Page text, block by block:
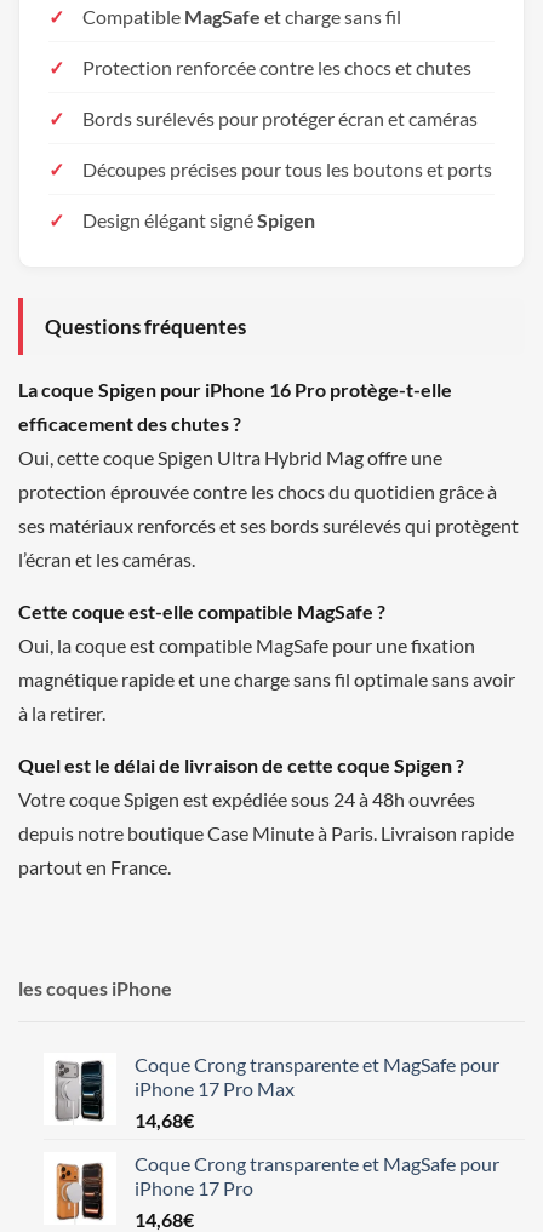
Compatible MagSafe et charge sans fil
Protection renforcée contre les chocs et chutes
Bords surélevés pour protéger écran et caméras
Découpes précises pour tous les boutons et ports
Design élégant signéSpigen
Questions fréquentes
La coque Spigen pour iPhone 16 Pro protège-t-elle
efficacement des chutes ?
Oui, cette coque Spigen Ultra Hybrid Mag offre une
protection éprouvée contre les chocs du quotidien grâce à
ses matériaux renforcés et ses bords surélevés qui protègent
l’écran et les caméras.
Cette coque est-elle compatible MagSafe ?
Oui, la coque est compatible MagSafe pour une fixation
magnétique rapide et une charge sans fil optimale sans avoir
à la retirer.
Quel est le délai de livraison de cette coque Spigen ?
Votre coque Spigen est expédiée sous 24 à 48h ouvrées
depuis notre boutique Case Minute à Paris. Livraison rapide
partout en France.
les coques iPhone
Coque Crong transparente et MagSafe pour
iPhone 17 Pro Max
14,68€
Coque Crong transparente et MagSafe pour
iPhone 17 Pro
14,68€